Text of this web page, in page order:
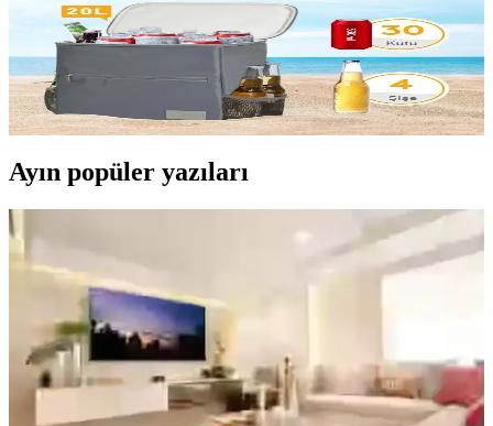
Uyumlu Pratik Soğutucu Çözümler
Modern buzluk çantaları, estetik ve fonksiyonelliği bir arada sunar.
Taşınabilir, dayanıklı ve şık modellerle yaşam alanlarınızı ve dış
mekan etkinliklerinizi pratik hale getirin.
Ayın popüler yazıları